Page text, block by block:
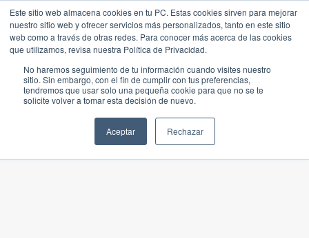
Este sitio web almacena cookies en tu PC. Estas cookies sirven para mejorar
nuestro sitio web y ofrecer servicios más personalizados, tanto en este sitio
web como a través de otras redes. Para conocer más acerca de las cookies
que utilizamos, revisa nuestra Política de Privacidad.
No haremos seguimiento de tu información cuando visites nuestro
sitio. Sin embargo, con el fin de cumplir con tus preferencias,
tendremos que usar solo una pequeña cookie para que no se te
solicite volver a tomar esta decisión de nuevo.
Aceptar Rechazar